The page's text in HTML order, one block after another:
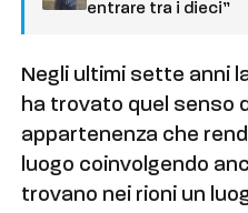
entrare tra i dieci”
Negli ultimi sette anni
ha trovato quel senso
appartenenza che
luogo coinvolgendo
trovano nei rioni un